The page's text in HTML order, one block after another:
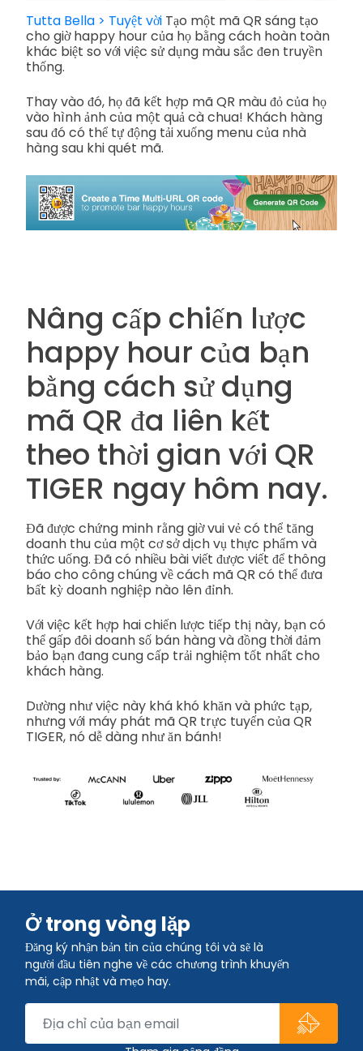
Tutta Bella > Tuyệt vời Tạo một mã QR sáng tạo
cho giờ happy hour của họ bằng cách hoàn toàn
khác biệt so với việc sử dụng màu sắc đen truyền
thống.
Thay vào đó, họ đã kết hợp mã QR màu đỏ của họ
vào hình ảnh của một quả cà chua! Khách hàng
sau đó có thể tự động tải xuống menu của nhà
hàng sau khi quét mã.
Nâng cấp chiến lược
happy hour của bạn
bằng cách sử dụng
mã QR đa liên kết
theo thời gian với QR
TIGER ngay hôm nay.
Đã được chứng minh rằng giờ vui vẻ có thể tăng
doanh thu của một cơ sở dịch vụ thực phẩm và
thức uống. Đã có nhiều bài viết được viết để thông
báo cho công chúng về cách mã QR có thể đưa
bất kỳ doanh nghiệp nào lên đỉnh.
Với việc kết hợp hai chiến lược tiếp thị này, bạn có
thể gấp đôi doanh số bán hàng và đồng thời đảm
bảo bạn đang cung cấp trải nghiệm tốt nhất cho
khách hàng.
Dường như việc này khá khó khăn và phức tạp,
nhưng với máy phát mã QR trực tuyến của QR
TIGER, nó dễ dàng như ăn bánh!
Ở trong vòng lặp
Đăng ký nhận bản tin của chúng tôi và sẽ là
người đầu tiên nghe về các chương trình khuyến
mãi, cập nhật và mẹo hay.